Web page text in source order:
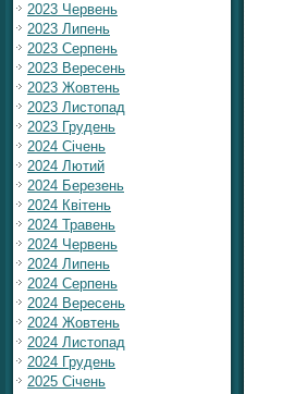
2023 Червень
2023 Липень
2023 Серпень
2023 Вересень
2023 Жовтень
2023 Листопад
2023 Грудень
2024 Січень
2024 Лютий
2024 Березень
2024 Квітень
2024 Травень
2024 Червень
2024 Липень
2024 Серпень
2024 Вересень
2024 Жовтень
2024 Листопад
2024 Грудень
2025 Січень